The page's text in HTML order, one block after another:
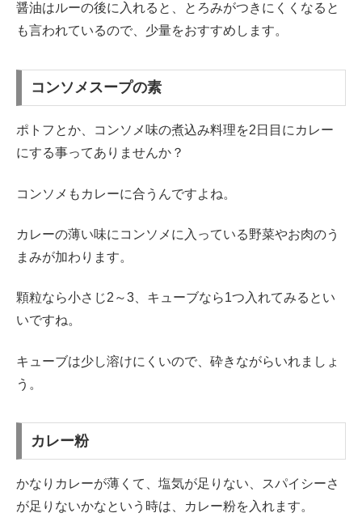
醤油はルーの後に入れると、とろみがつきにくくなると
も言われているので、少量をおすすめします。
コンソメスープの素
ポトフとか、コンソメ味の煮込み料理を2日目にカレー
にする事ってありませんか？
コンソメもカレーに合うんですよね。
カレーの薄い味にコンソメに入っている野菜やお肉のう
まみが加わります。
顆粒なら小さじ2～3、キューブなら1つ入れてみるとい
いですね。
キューブは少し溶けにくいので、砕きながらいれましょ
う。
カレー粉
かなりカレーが薄くて、塩気が足りない、スパイシーさ
が足りないかなという時は、カレー粉を入れます。